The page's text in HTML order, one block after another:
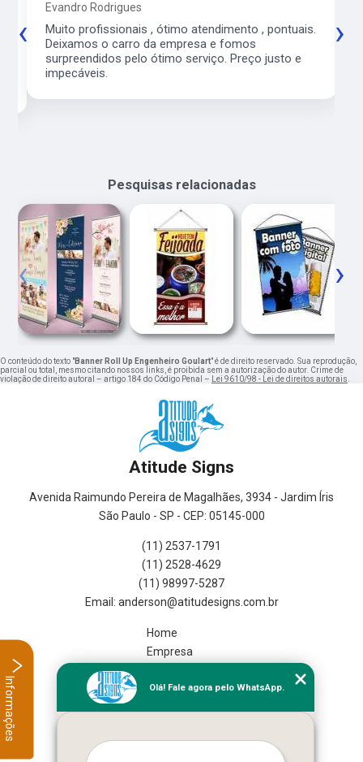
Evandro Rodrigues
Muito profissionais , ótimo atendimento , pontuais.
Deixamos o carro da empresa e fomos
surpreendidos pelo ótimo serviço. Preço justo e
impecáveis.
‹ ›
Pesquisas relacionadas
‹ ›
O conteúdo do texto "Banner Roll Up Engenheiro Goulart" é de direito reservado. Sua reprodução,
parcial ou total, mesmo citando nossos links, é proibida sem a autorização do autor. Crime de
violação de direito autoral – artigo 184 do Código Penal –
Lei 9610/98 - Lei de direitos autorais
Atitude Signs
Avenida Raimundo Pereira de Magalhães, 3934 - Jardim Íris
São Paulo - SP - CEP: 05145-000
(11) 2537-1791
(11) 2528-4629
(11) 98997-5287
Home
Empresa
Serviços
Mais Serviços
Olá! Fale agora pelo WhatsApp.
Informações